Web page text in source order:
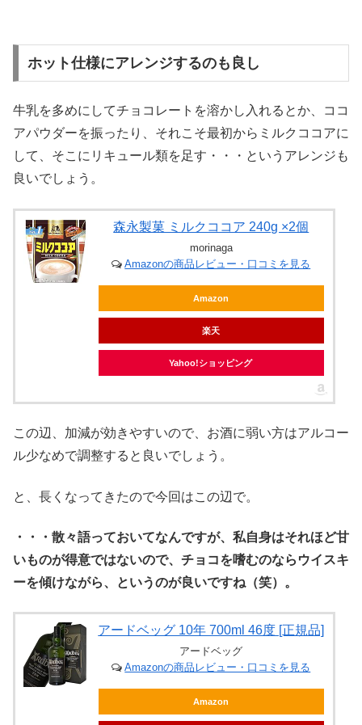
ホット仕様にアレンジするのも良し
牛乳を多めにしてチョコレートを溶かし入れるとか、ココ
アパウダーを振ったり、それこそ最初からミルクココアに
して、そこにリキュール類を足す・・・というアレンジも
良いでしょう。
森永製菓 ミルクココア 240g ×2個
morinaga
Amazonの商品レビュー・口コミを見る
Amazon
楽天
Yahoo!ショッピング
この辺、加減が効きやすいので、お酒に弱い方はアルコー
ル少なめで調整すると良いでしょう。
と、長くなってきたので今回はこの辺で。
・・・散々語っておいてなんですが、私自身はそれほど甘
いものが得意ではないので、チョコを嗜むのならウイスキ
ーを傾けながら、というのが良いですね（笑）。
アードベッグ 10年 700ml 46度 [正規品]
アードベッグ
Amazonの商品レビュー・口コミを見る
Amazon